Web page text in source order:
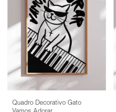
Quadro Decorativo Gato